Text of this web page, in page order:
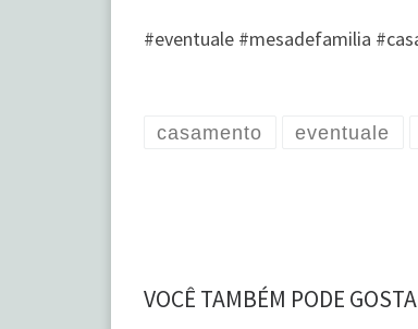
#eventuale #mesadefamilia
casamento eventuale
VOCÊ TAMBÉM PODE